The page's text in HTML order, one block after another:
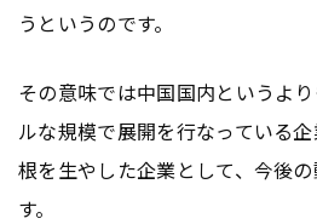
うというのです。
その意味では中国国内というよ
ルな規模で展開を行なっている
根を生やした企業として、今後
す。